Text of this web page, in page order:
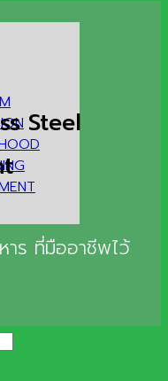
Steel
าร ที่มืออาชีพไว้